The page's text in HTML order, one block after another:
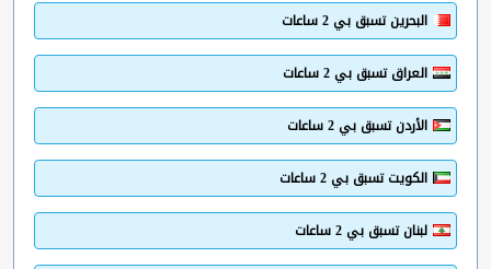
البحرين تسبق بي 2 ساعات
العراق تسبق بي 2 ساعات
الأردن تسبق بي 2 ساعات
الكويت تسبق بي 2 ساعات
لبنان تسبق بي 2 ساعات